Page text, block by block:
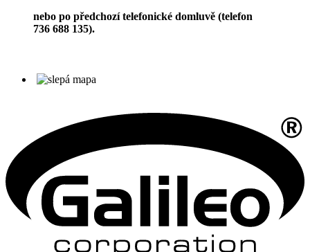
nebo po předchozí telefonické domluvě (telefon
736 688 135).